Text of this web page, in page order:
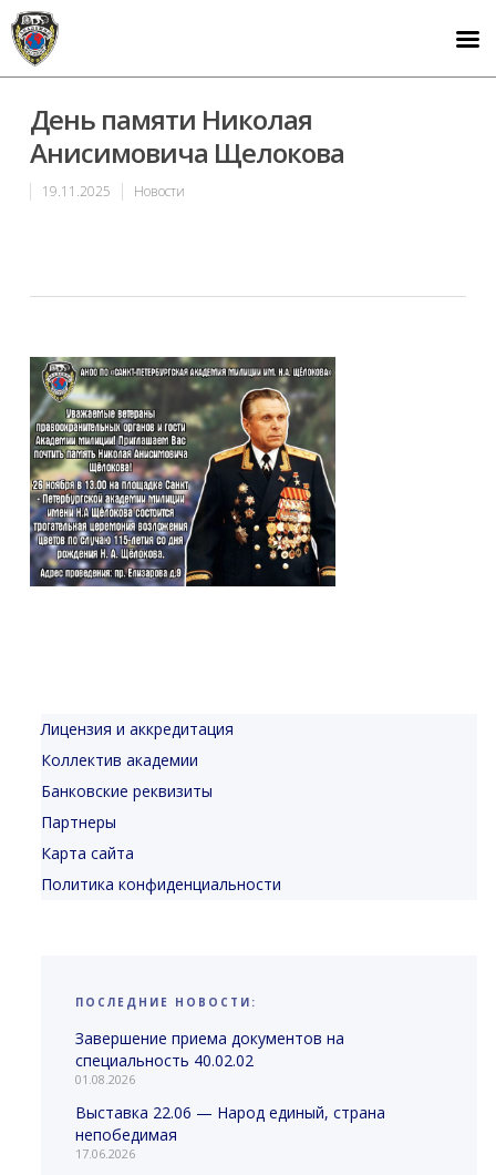
День памяти Николая
Анисимовича Щелокова
19.11.2025 Новости
Лицензия и аккредитация
Коллектив академии
Банковские реквизиты
Партнеры
Карта сайта
Политика конфиденциальности
ПОСЛЕДНИЕ НОВОСТИ:
Завершение приема документов на
специальность 40.02.02
01.08.2026
Выставка 22.06 — Народ единый, страна
непобедимая
17.06.2026